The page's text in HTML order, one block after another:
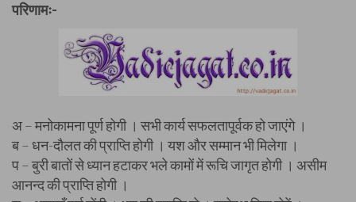
परिणामः-
अ – मनोकामना पूर्ण होगी । सभी कार्य सफलतापूर्वक हो जाएंगे ।
ब – धन-दौलत की प्राप्ति होगी । यश और सम्मान भी मिलेगा ।
प – बुरी बातों से ध्यान हटाकर भले कामों में रूचि जागृत होगी । असीम
आनन्द की प्राप्ति होगी ।